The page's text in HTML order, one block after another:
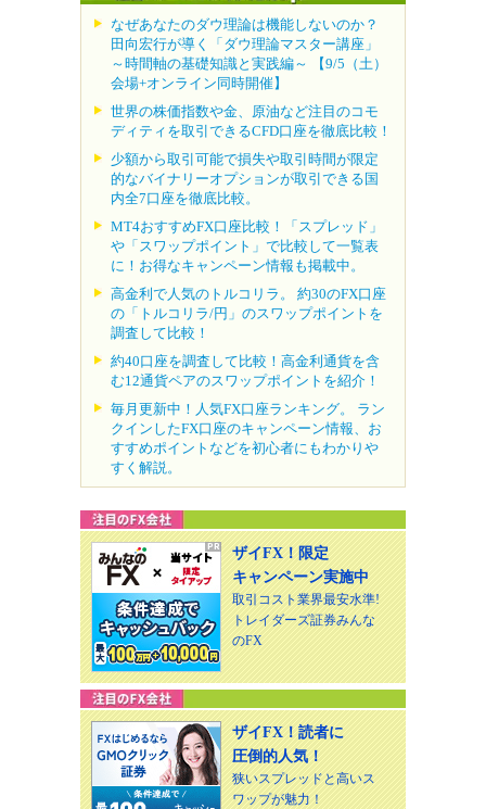
なぜあなたのダウ理論は機能しないのか？
田向宏行が導く「ダウ理論マスター講座」
～時間軸の基礎知識と実践編～ 【9/5（土）
会場+オンライン同時開催】
世界の株価指数や金、原油など注目のコモ
ディティを取引できるCFD口座を徹底比較！
少額から取引可能で損失や取引時間が限定
的なバイナリーオプションが取引できる国
内全7口座を徹底比較。
MT4おすすめFX口座比較！「スプレッド」
や「スワップポイント」で比較して一覧表
に！お得なキャンペーン情報も掲載中。
高金利で人気のトルコリラ。 約30のFX口座
の「トルコリラ/円」のスワップポイントを
調査して比較！
約40口座を調査して比較！高金利通貨を含
む12通貨ペアのスワップポイントを紹介！
毎月更新中！人気FX口座ランキング。 ラン
クインしたFX口座のキャンペーン情報、お
すすめポイントなどを初心者にもわかりや
すく解説。
ザイFX！限定
キャンペーン実施中
取引コスト業界最安水準!
トレイダーズ証券みんな
のFX
ザイFX！読者に
圧倒的人気！
狭いスプレッドと高いス
ワップが魅力！